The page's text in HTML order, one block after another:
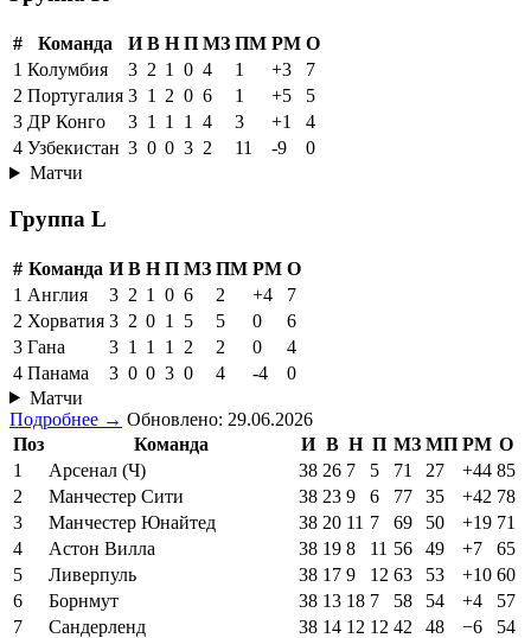
# Команда И В Н П МЗ ПМ РМ О
1 Колумбия 3 2 1 0 4 1 +3
7
2 Португалия 3 1 2 0 6 1 +5
5
3 ДР Конго 3 1 1 1 4 3 +1
4
4 Узбекистан 3 0 0 3 2 11 -9
0
Матчи
Группа L
# Команда И В Н П МЗ ПМ РМ О
1 Англия 3 2 1 0 6 2 +4
7
2 Хорватия 3 2 0 1 5 5 0
6
3 Гана 3 1 1 1 2 2 0
4
4 Панама 3 0 0 3 0 4 -4
0
Матчи
Подробнее → Обновлено: 29.06.2026
Поз
Команда И В Н П МЗ МП РМ О
1
Арсенал (Ч) 38 26 7 5 71 27 +44 85
2
Манчестер Сити 38 23 9 6 77 35 +42 78
3
Манчестер Юнайтед 38 20 11 7 69 50 +19 71
4
Астон Вилла 38 19 8 11 56 49 +7
65
5
Ливерпуль 38 17 9 12 63 53 +10 60
6
Борнмут 38 13 18 7 58 54 +4
57
7
Сандерленд 38 14 12 12 42 48 −6
54